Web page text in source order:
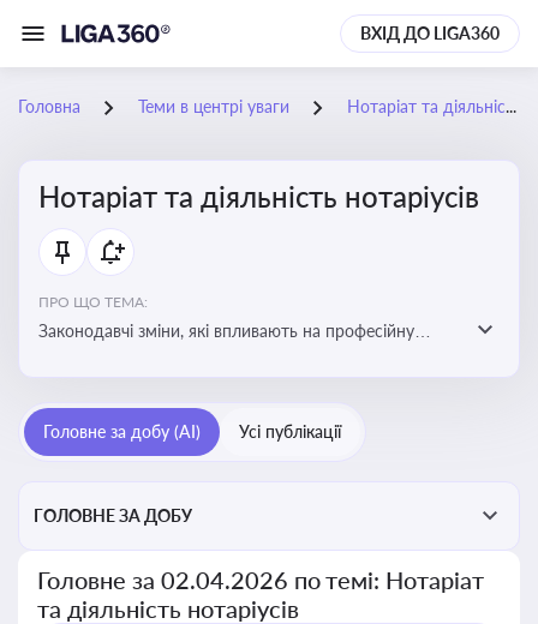
ВХІД ДО LIGA360
Головна Теми в центрі уваги Нотаріат та діяльність нотаріусів
Нотаріат та діяльність нотаріусів
ПРО ЩО ТЕМА:
Законодавчі зміни, які впливають на професійну
Головне за добу (AI) Усі публікації
ГОЛОВНЕ ЗА ДОБУ
Головне за 02.04.2026 по темі: Нотаріат
та діяльність нотаріусів